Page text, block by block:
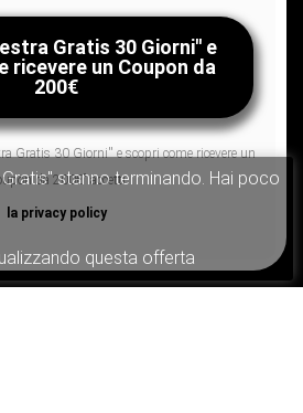
Gratis 30 Giorni'' e scopri come ricevere un
da 200€" accetti
la privacy policy